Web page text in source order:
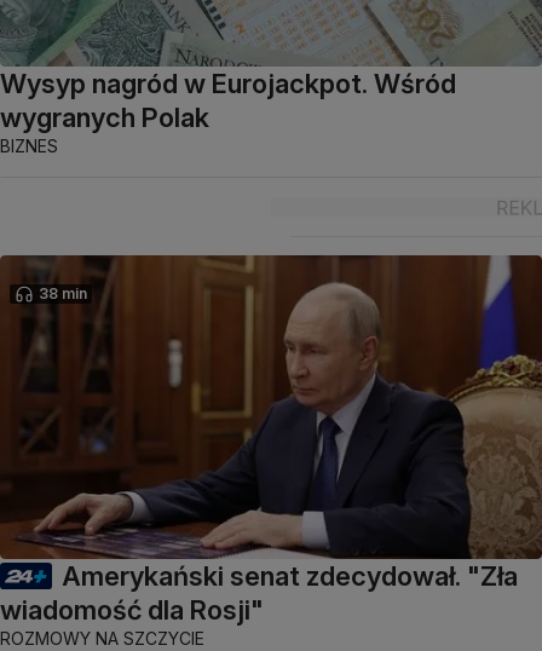
Wysyp nagród w Eurojackpot. Wśród
wygranych Polak
BIZNES
38 min
Amerykański senat zdecydował. "Zła
wiadomość dla Rosji"
ROZMOWY NA SZCZYCIE